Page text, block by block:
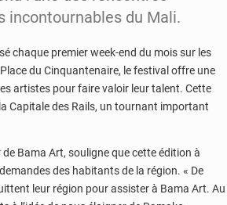
incontournables du Mali.
chaque premier week-end du mois sur les
du Cinquantenaire, le festival offre une
artistes pour faire valoir leur talent. Cette
Capitale des Rails, un tournant important
Bama Art, souligne que cette édition à
des habitants de la région. « De
leur région pour assister à Bama Art. Au